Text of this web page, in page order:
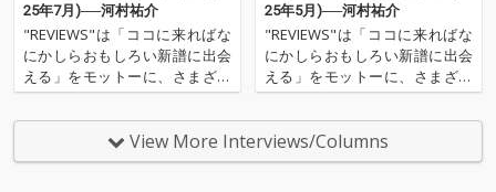
25年7月)──河村祐介
"REVIEWS"は「ココに来ればな
にかしらおもしろい新譜に出会
える」をモットーに、さまざま
な書き手がここ数ヶ月の新譜か
らエッセンシャルな9枚を選び
レヴューするコーナー。今回の
更新は、OTOTOY編集長でもあ
25年5月)──河村祐介
"REVIEWS"は「ココに来ればな
にかしらおもしろい新譜に出会
える」をモットーに、さまざま
な書き手がここ数ヶ月の新譜か
らエッセンシャルな9枚を選び
レヴューするコーナー。今回の
更新は、OTOTOY編集長でもあ
View More Interviews/Columns